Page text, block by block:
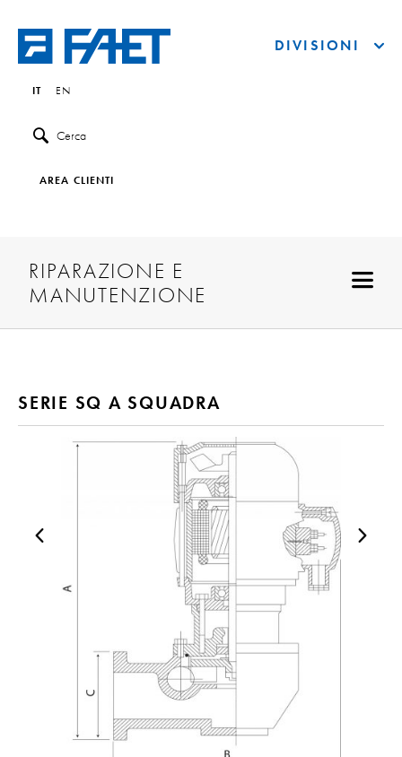
IT EN
Cerca
AREA CLIENTI
DIVISIONI
RIPARAZIONE E
MANUTENZIONE
SERIE SQ A SQUADRA